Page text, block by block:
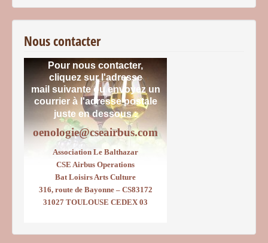
Nous contacter
Pour nous contacter,
cliquez sur l'adresse
mail suivante ou envoyez un
courrierà l'adresse postale
juste en dessous :
oenologie@cseairbus.com
Association Le Balthazar
CSE Airbus Operations
Bat Loisirs Arts Culture
316, route de Bayonne – CS83172
31027 TOULOUSE CEDEX 03